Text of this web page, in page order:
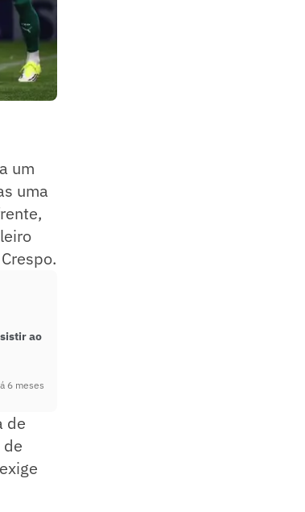
um
uma
ao
6 meses
de